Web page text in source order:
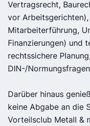
Vertragsrecht,
vor
Mitarbeiterführung,
Finanzierungen) und
rechtssichere
DIN-/
Darüber hinaus
keine Abgabe an die
Vorteilsclub Metall &